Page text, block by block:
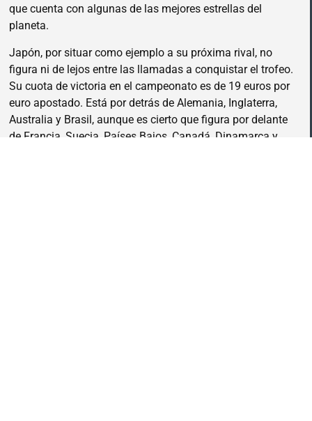
que cuenta con algunas de las mejores estrellas del
planeta.
Japón, por situar como ejemplo a su próxima rival, no
figura ni de lejos entre las llamadas a conquistar el trofeo.
Su cuota de victoria en el campeonato es de 19 euros por
euro apostado. Está por detrás de Alemania, Inglaterra,
Australia y Brasil, aunque es cierto que figura por delante
de Francia, Suecia, Países Bajos, Canadá, Dinamarca y